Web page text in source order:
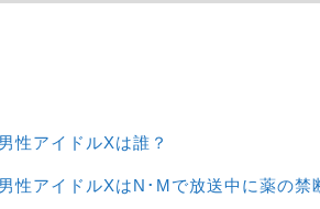
性アイドルXは誰？
性アイドルXはN･Mで放送中に薬の禁